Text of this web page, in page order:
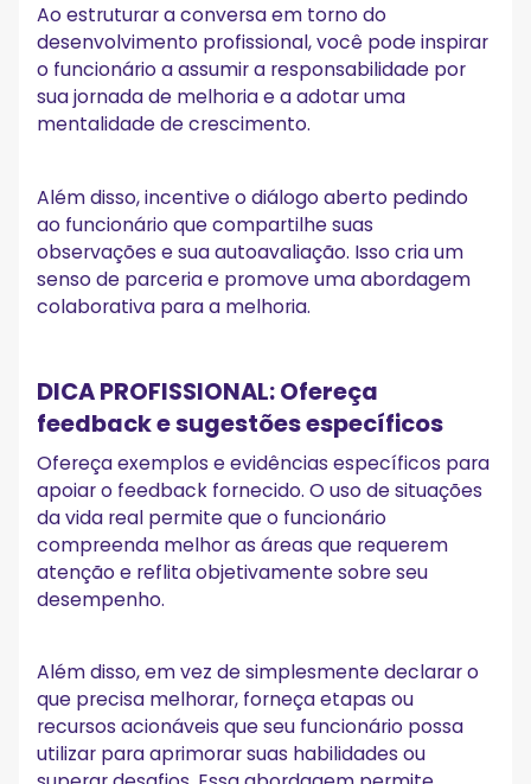
Ao estruturar a conversa em torno do
desenvolvimento profissional, você pode inspirar
o funcionário a assumir a responsabilidade por
sua jornada de melhoria e a adotar uma
mentalidade de crescimento.
Além disso, incentive o diálogo aberto pedindo
ao funcionário que compartilhe suas
observações e sua autoavaliação. Isso cria um
senso de parceria e promove uma abordagem
colaborativa para a melhoria.
DICA PROFISSIONAL: Ofereça
feedback e sugestões específicos
Ofereça exemplos e evidências específicos para
apoiar o feedback fornecido. O uso de situações
da vida real permite que o funcionário
compreenda melhor as áreas que requerem
atenção e reflita objetivamente sobre seu
desempenho.
Além disso, em vez de simplesmente declarar o
que precisa melhorar, forneça etapas ou
recursos acionáveis que seu funcionário possa
utilizar para aprimorar suas habilidades ou